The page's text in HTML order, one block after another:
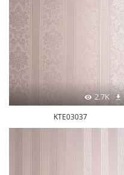
2.7K
KTE03037